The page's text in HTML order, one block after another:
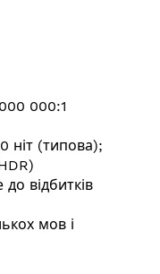
000:1
ніт (типова);
відбитків
мов і